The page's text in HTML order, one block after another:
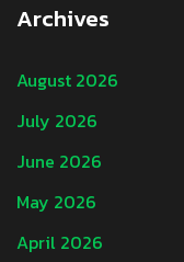
Archives
August 2026
July 2026
June 2026
May 2026
April 2026